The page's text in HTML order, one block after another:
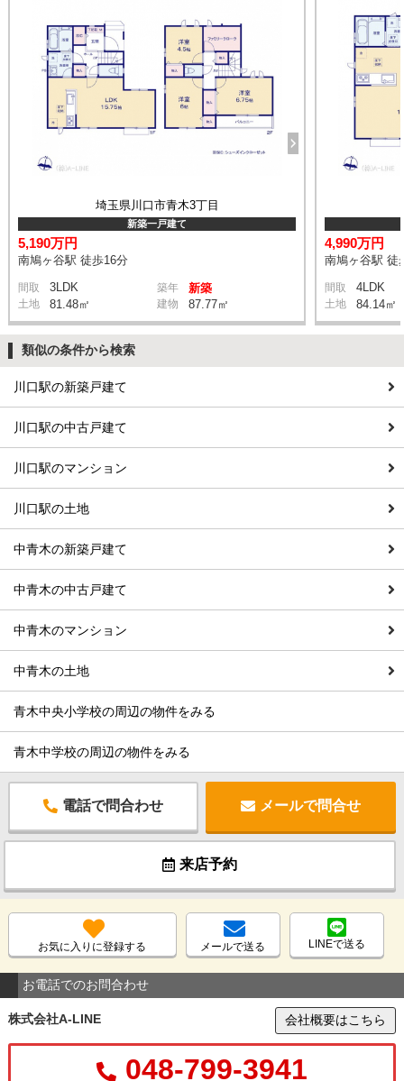
埼玉県川口市青木3丁目
新築一戸建て
5,190万円
南鳩ヶ谷駅 徒歩16分
間取 3LDK 築年 新築
土地 81.48㎡ 建物 87.77㎡
4,990万円
南鳩ヶ谷駅 徒
間取 4LDK
土地 84.14㎡
類似の条件から検索
川口駅の新築戸建て
川口駅の中古戸建て
川口駅のマンション
川口駅の土地
中青木の新築戸建て
中青木の中古戸建て
中青木のマンション
中青木の土地
青木中央小学校の周辺の物件をみる
青木中学校の周辺の物件をみる
電話で問合わせ メールで問合せ
来店予約
お気に入りに登録する メールで送る LINEで送る
お電話でのお問合わせ
株式会社A-LINE 会社概要はこちら
048-799-3941